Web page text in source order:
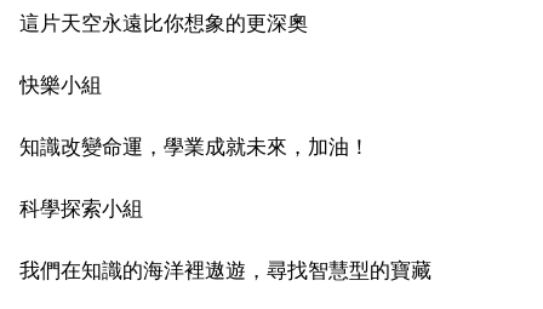
這片天空永遠比你想象的更深奧
快樂小組
知識改變命運，學業成就未來，加油！
科學探索小組
我們在知識的海洋裡遨遊，尋找智慧型的寶藏